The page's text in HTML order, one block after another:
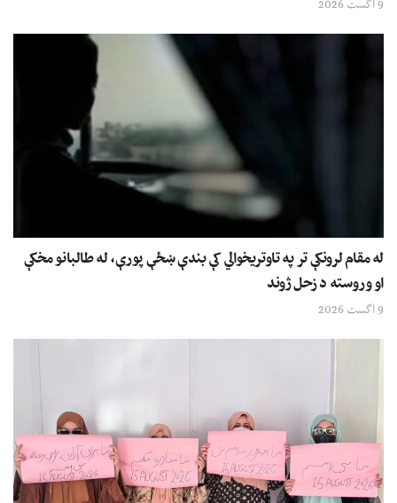
9 اگست 2026
له مقام لرونکې تر په تاوتریخوالي کې بندې ښځې پورې، له طالبانو مخکې
او وروسته د زحل ژوند
9 اگست 2026